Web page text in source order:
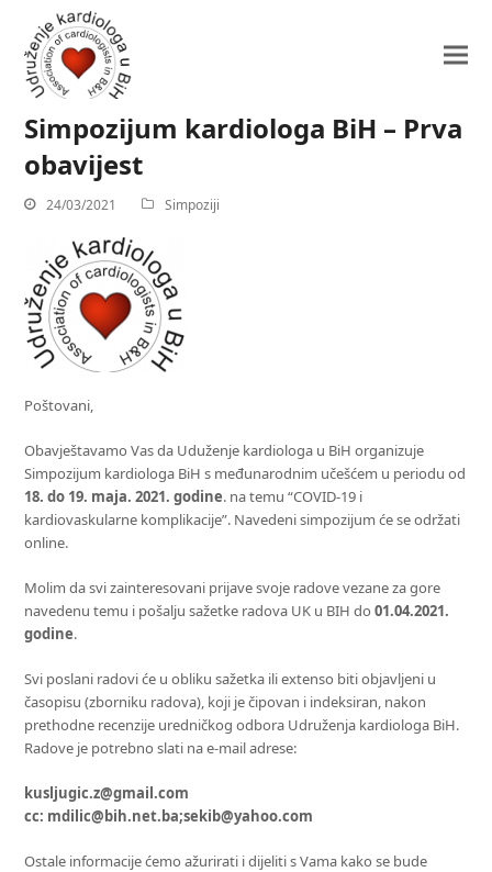
Simpozijum kardiologa BiH – Prva
obavijest
24/03/2021 Simpoziji
Poštovani,
Obavještavamo Vas da Uduženje kardiologa u BiH organizuje
Simpozijum kardiologa BiH s međunarodnim učešćem u periodu od
18. do 19. maja. 2021. godine. na temu “COVID-19 i
kardiovaskularne komplikacije”. Navedeni simpozijum će se održati
online.
Molim da svi zainteresovani prijave svoje radove vezane za gore
navedenu temu i pošalju sažetke radova UK u BIH do01.04.2021.
godine.
Svi poslani radovi će u obliku sažetka ili extenso biti objavljeni u
časopisu (zborniku radova), koji je čipovan i indeksiran, nakon
prethodne recenzije uredničkog odbora Udruženja kardiologa BiH.
Radove je potrebno slati na e-mail adrese:
kusljugic.z@gmail.com
cc: mdilic@bih.net.ba;sekib@yahoo.com
Ostale informacije ćemo ažurirati i dijeliti s Vama kako se bude